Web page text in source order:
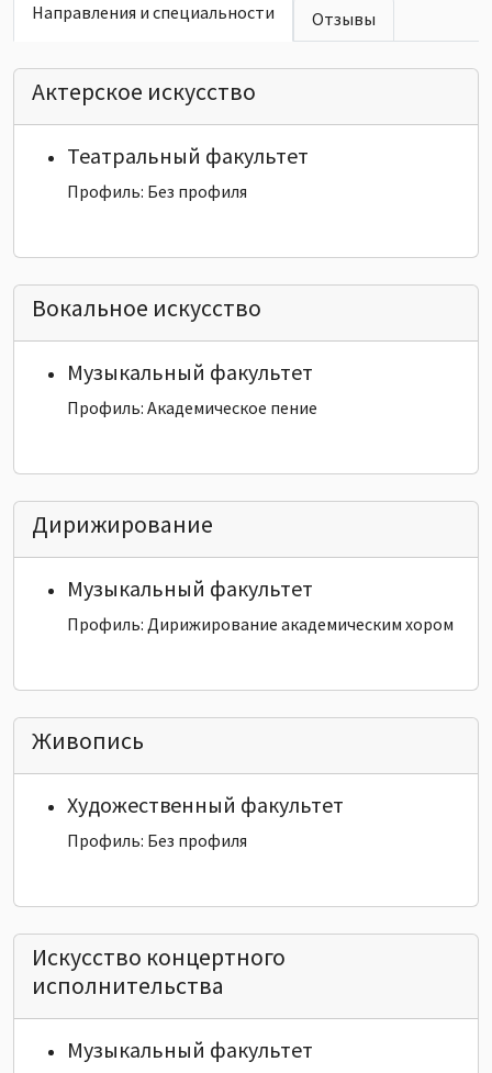
Направления и специальности Отзывы
Актерское искусство
Театральный факультет
Профиль: Без профиля
Вокальное искусство
Музыкальный факультет
Профиль: Академическое пение
Дирижирование
Музыкальный факультет
Профиль: Дирижирование академическим хором
Живопись
Художественный факультет
Профиль: Без профиля
Искусство концертного
исполнительства
Музыкальный факультет